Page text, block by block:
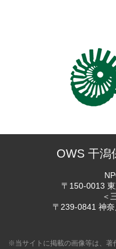
OWS 干潟
〒150-0013
＜
〒239-0841 神
※当サイトに掲載の画像等は、著